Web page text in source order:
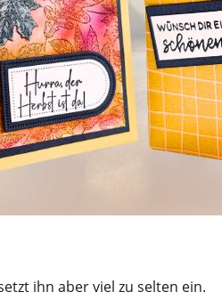
ihn aber viel zu selten ein.